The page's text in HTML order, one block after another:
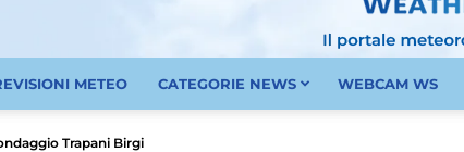
METEO CATEGORIE NEWS WEBCAM WS
Trapani Birgi